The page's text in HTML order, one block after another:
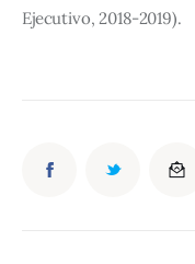
Ejecutivo, 2018-2019).